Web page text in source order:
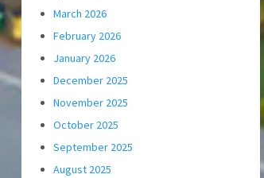
March 2026
February 2026
January 2026
December 2025
November 2025
October 2025
September 2025
August 2025